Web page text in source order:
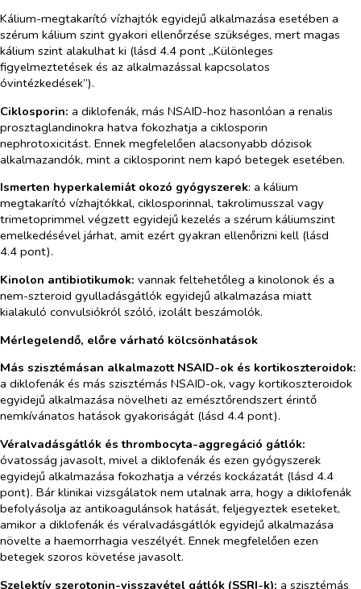
Kálium-megtakarító vízhajtók egyidejű alkalmazása esetében a
szérum kálium szint gyakori ellenőrzése szükséges, mert magas
kálium szint alakulhat ki (lásd 4.4 pont „Különleges
figyelmeztetések és az alkalmazással kapcsolatos
óvintézkedések”).
Ciklosporin: a diklofenák, más NSAID-hoz hasonlóan a renalis
prosztaglandinokra hatva fokozhatja a ciklosporin
nephrotoxicitást. Ennek megfelelően alacsonyabb dózisok
alkalmazandók, mint a ciklosporint nem kapó betegek esetében.
Ismerten hyperkalemiát okozó gyógyszerek: a kálium
megtakarító vízhajtókkal, ciklosporinnal, takrolimusszal vagy
trimetoprimmel végzett egyidejű kezelés a szérum káliumszint
emelkedésével járhat, amit ezért gyakran ellenőrizni kell (lásd
4.4 pont).
Kinolon antibiotikumok: vannak feltehetőleg a kinolonok és a
nem-szteroid gyulladásgátlók egyidejű alkalmazása miatt
kialakuló convulsiókról szóló, izolált beszámolók.
Mérlegelendő, előre várható kölcsönhatások
Más szisztémásan alkalmazott NSAID-ok és kortikoszteroidok:
a diklofenák és más szisztémás NSAID-ok, vagy kortikoszteroidok
egyidejű alkalmazása növelheti az emésztőrendszert érintő
nemkívánatos hatások gyakoriságát (lásd 4.4 pont).
Véralvadásgátlók és thrombocyta-aggregáció gátlók:
óvatosság javasolt, mivel a diklofenák és ezen gyógyszerek
egyidejű alkalmazása fokozhatja a vérzés kockázatát (lásd 4.4
pont). Bár klinikai vizsgálatok nem utalnak arra, hogy a diklofenák
befolyásolja az antikoagulánsok hatását, feljegyeztek eseteket,
amikor a diklofenák és véralvadásgátlók egyidejű alkalmazása
növelte a haemorrhagia veszélyét. Ennek megfelelően ezen
betegek szoros követése javasolt.
Szelektív szerotonin-visszavétel gátlók (SSRI-k): a szisztémás